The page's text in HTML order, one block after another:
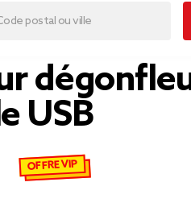
portable USB
USB
de 19,90 € à 5,97
OFFRE VIP